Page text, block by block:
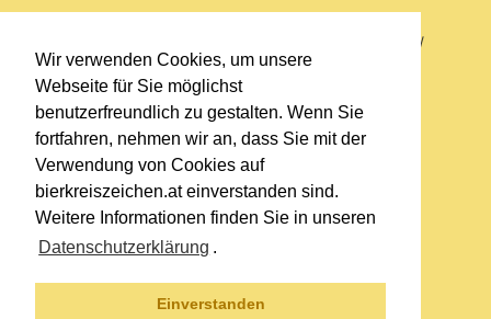
Wir verwenden Cookies, um unsere
Webseite für Sie möglichst
benutzerfreundlich zu gestalten. Wenn Sie
fortfahren, nehmen wir an, dass Sie mit der
Verwendung von Cookies auf
bierkreiszeichen.at einverstanden sind.
Weitere Informationen finden Sie in unseren
Datenschutzerklärung .
Einverstanden
Sie befinden sich auf https://www.bierkreiszeichen.at/
im Pfad:Übers Bier/Biersorten
Erstellt: 2020-02-21
Links
Impressum
Datenschutzerklärung